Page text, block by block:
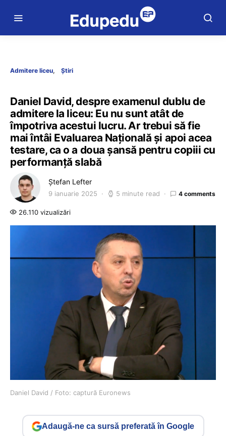
Admitere liceu Știri
Daniel David, despre examenul dublu de
admitere la liceu: Eu nu sunt atât de
împotriva acestui lucru. Ar trebui să fie
mai întâi Evaluarea Națională și apoi acea
testare, ca o a doua șansă pentru copiii cu
performanță slabă
Ștefan Lefter
9 ianuarie 2025 5 minute read 4 comments
26.110 vizualizări
Daniel David / Foto: captură Euronews
Adaugă-ne ca sursă preferată în Google